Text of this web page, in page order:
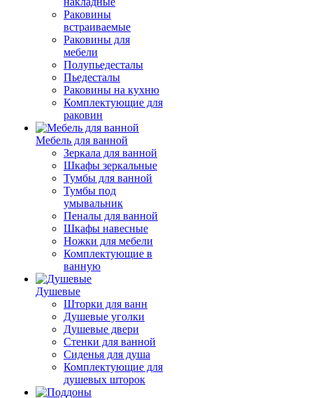
Раковины
встраиваемые
Раковины для
мебели
Полупьедесталы
Пьедесталы
Раковины на кухню
Комплектующие для
раковин
Мебель для ванной
Зеркала для ванной
Шкафы зеркальные
Тумбы для ванной
Тумбы под
умывальник
Пеналы для ванной
Шкафы навесные
Ножки для мебели
Комплектующие в
ванную
Душевые
Шторки для ванн
Душевые уголки
Душевые двери
Стенки для ванной
Сиденья для душа
Комплектующие для
душевых шторок